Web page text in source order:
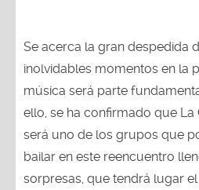
Se acerca la gran despedida
inolvidables momentos en la
música será parte
ello, se ha confirmado que La
será uno de los grupos que
bailar en este reencuentro
sorpresas, que tendrá lugar